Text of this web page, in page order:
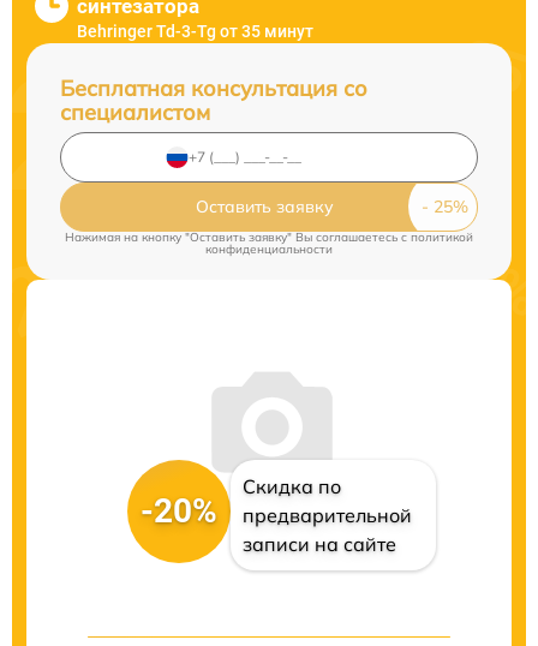
синтезатора
Behringer Td-3-Tg от 35 минут
Бесплатная консультация со
специалистом
Оставить заявку
Нажимая на кнопку "Оставить заявку" Вы соглашаетесь cполитикой
конфиденциальности
-20%
Скидка по
предварительной
записи на сайте